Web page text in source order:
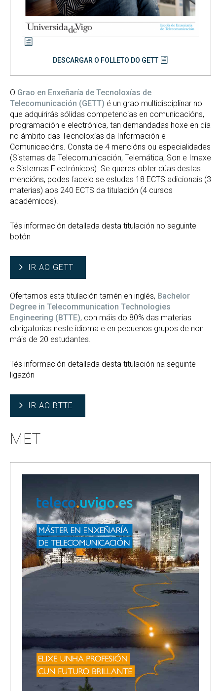
DESCARGAR O FOLLETO DO GETT
O Grao en Enxeñaría de Tecnoloxías de
Telecomunicación (GETT) é un grao multidisciplinar no
que adquirirás sólidas competencias en comunicacións,
programación e electrónica, tan demandadas hoxe en día
no ámbito das Tecnoloxías da Información e
Comunicacións. Consta de 4 mencións ou especialidades
(Sistemas de Telecomunicación, Telemática, Son e Imaxe
e Sistemas Electrónicos). Se queres obter dúas destas
mencións, podes facelo se estudas 18 ECTS adicionais (3
materias) aos 240 ECTS da titulación (4 cursos
académicos).
Tés información detallada desta titulación no seguinte
botón
IR AO GETT
Ofertamos esta titulación tamén en inglés, Bachelor
Degree in Telecommunication Technologies
Engineering (BTTE), con máis do 80% das materias
obrigatorias neste idioma e en pequenos grupos de non
máis de 20 estudantes.
Tés información detallada desta titulación na seguinte
ligazón
IR AO BTTE
MET